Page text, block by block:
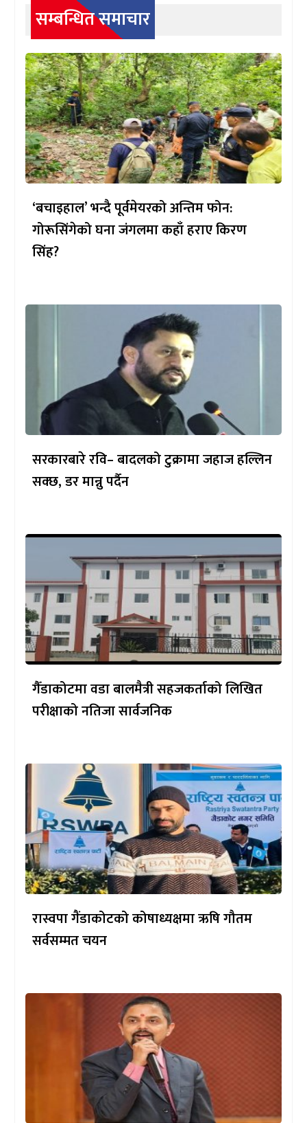
सम्बन्धित समाचार
‘बचाइहाल’ भन्दै पूर्वमेयरको अन्तिम फोन:
गोरूसिंगेको घना जंगलमा कहाँ हराए किरण
सिंह?
सरकारबारे रवि– बादलको टुक्रामा जहाज हल्लिन
सक्छ, डर मान्नु पर्दैन
गैँडाकोटमा वडा बालमैत्री सहजकर्ताको लिखित
परीक्षाको नतिजा सार्वजनिक
रास्वपा गैंडाकोटको कोषाध्यक्षमा ऋषि गौतम
सर्वसम्मत चयन